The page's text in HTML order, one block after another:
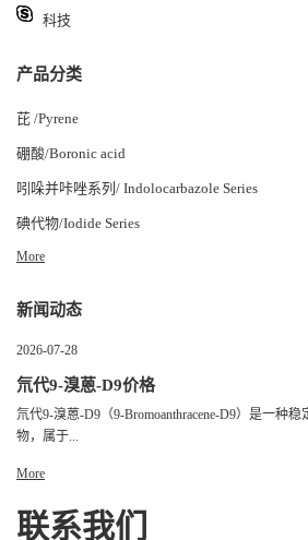
科技
产品分类
芘 /Pyrene
硼酸/Boronic acid
吲哚并咔唑系列/ Indolocarbazole Series
碘代物/Iodide Series
More
新闻动态
2026-07-28
氘代9-溴蒽-D9价格
氘代9-溴蒽-D9（9-Bromoanthracene-D9）是一种
物，属于...
More
联系我们